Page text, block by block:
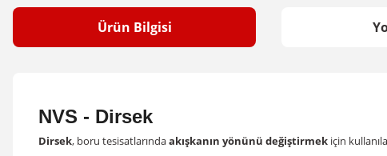
Ürün Bilgisi
NVS - Dirsek
Dirsek, boru tesisatlarındaakışkanın yönünü değiştirmek için